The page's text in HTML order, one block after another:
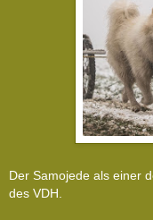
Der Samojede als einer
des VDH.